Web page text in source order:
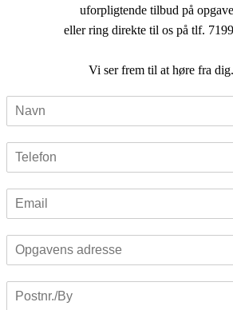
uforpligtende tilbud på
eller ring direkte til os på tlf.
Vi ser frem til at høre fra dig.